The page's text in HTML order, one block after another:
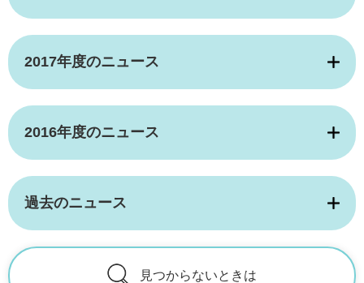
2017年度のニュース
2016年度のニュース
過去のニュース
見つからないときは